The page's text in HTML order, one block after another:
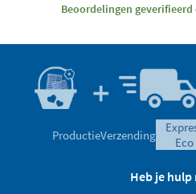
Beoordelingen
ProductieVerzending
eco
Heb je hulp